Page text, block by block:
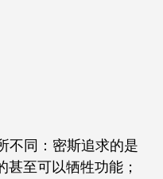
不同：密斯追求的是
至可以牺牲功能；